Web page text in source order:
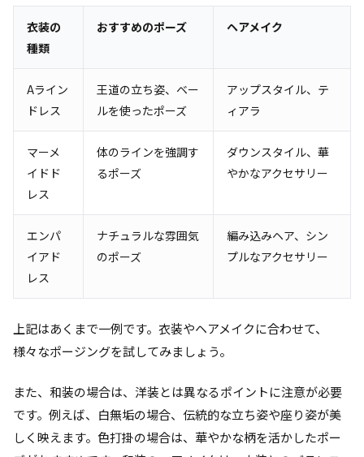
衣装の
種類
おすすめのポーズ ヘアメイク
Aライン
ドレス
王道の立ち姿、ベー
ルを使ったポーズ
アップスタイル、テ
ィアラ
マーメ
イドド
レス
体のラインを強調す
るポーズ
ダウンスタイル、華
やかなアクセサリー
エンパ
イアド
レス
ナチュラルな雰囲気
のポーズ
編み込みヘア、シン
プルなアクセサリー
上記はあくまで一例です。衣装やヘアメイクに合わせて、
様々なポージングを試してみましょう。
また、和装の場合は、洋装とは異なるポイントに注意が必要
です。例えば、白無垢の場合、伝統的な立ち姿や座り姿が美
しく映えます。色打掛の場合は、華やかな柄を活かしたポー